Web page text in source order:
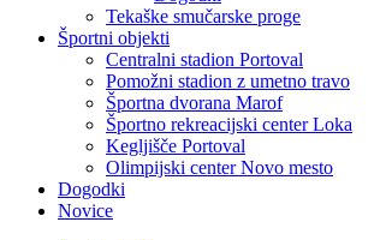
Tekaške smučarske proge
Športni objekti
Centralni stadion Portoval
Pomožni stadion z umetno travo
Športna dvorana Marof
Športno rekreacijski center Loka
Kegljišče Portoval
Olimpijski center Novo mesto
Dogodki
Novice